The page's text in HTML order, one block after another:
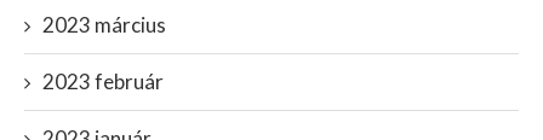
2023 március
2023 február